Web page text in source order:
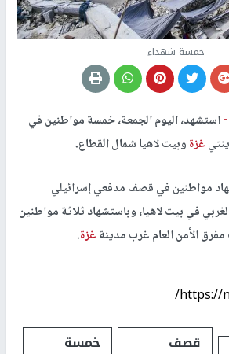
خمسة شهداء
-استشهد، اليوم الجمعة، خمسة مواطنين في
غزةوبيت لاهيا شمال القطاع.
مواطنين في قصف مدفعي إسرائيلي
في بيت لاهيا، وباستشهاد ثلاثة مواطنين
الأمن العام غرب مدينةغزة.
https://
قصف خمسة